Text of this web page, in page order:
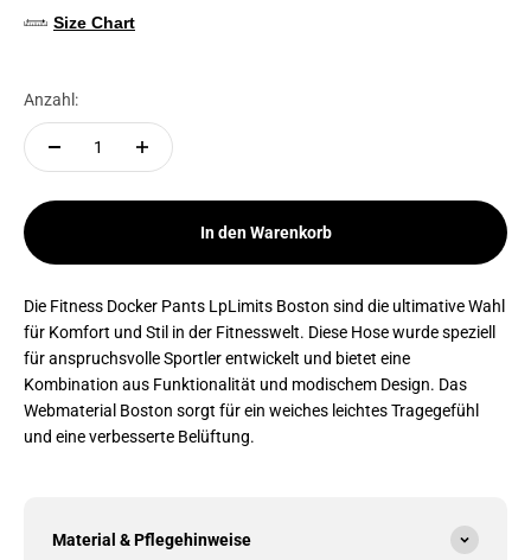
Size Chart
Anzahl:
In den Warenkorb
Die Fitness Docker Pants LpLimits Boston sind die ultimative Wahl
für Komfort und Stil in der Fitnesswelt. Diese Hose wurde speziell
für anspruchsvolle Sportler entwickelt und bietet eine
Kombination aus Funktionalität und modischem Design. Das
Webmaterial Boston sorgt für ein weiches leichtes Tragegefühl
und eine verbesserte Belüftung.
Material & Pflegehinweise